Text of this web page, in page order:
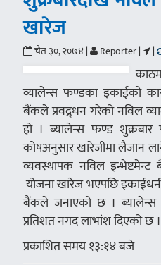
खारेज
चैत ३०, २०७४ | Reporter | |
व्यालेन्स फण्डका इकाईको
बैंकले प्रवद्र्धन गरेको नविल
हो । ब्यालेन्स फण्ड शुक्रबार
कोषअनुसार खारेजीमा लैजान
व्यवस्थापक नविल
योजना खारेज भएपछि
बैंकले जनाएको छ ।
प्रतिशत नगद लाभांश दिएको छ ।
प्रकाशित समय १३:१४ बजे